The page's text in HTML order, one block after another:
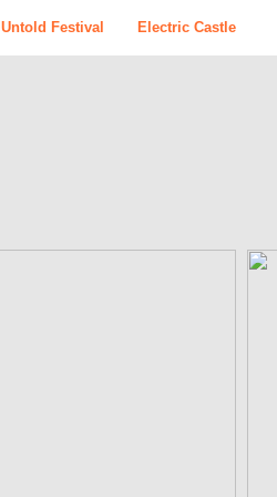
Untold Festival Electric Castle